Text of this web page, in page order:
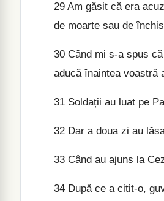
29 Am găsit că era
de moarte sau de
30 Când mi s-a spus
aducă înaintea voastră
31 Soldații au luat pe
32 Dar a doua zi au
33 Când au ajuns la
34 După ce a citit-o,